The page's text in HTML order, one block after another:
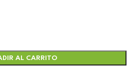
AL CARRITO